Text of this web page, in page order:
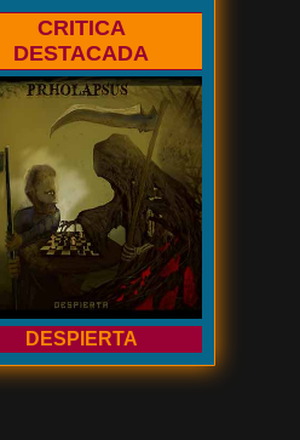
CRITICA
DESTACADA
DESPIERTA